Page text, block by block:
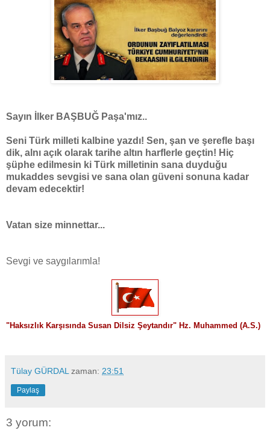
Sayın İlker BAŞBUĞ Paşa'mız..
Seni Türk milleti kalbine yazdı! Sen, şan ve şerefle başı
dik, alnı açık olarak tarihe altın harflerle geçtin! Hiç
şüphe edilmesin ki Türk milletinin sana duyduğu
mukaddes sevgisi ve sana olan güveni sonuna kadar
devam edecektir!
Vatan size minnettar...
Sevgi ve saygılarımla!
"Haksızlık Karşısında Susan Dilsiz Şeytandır" Hz. Muhammed (A.S.)
Tülay GÜRDAL zaman: 23:51
Paylaş
3 yorum: